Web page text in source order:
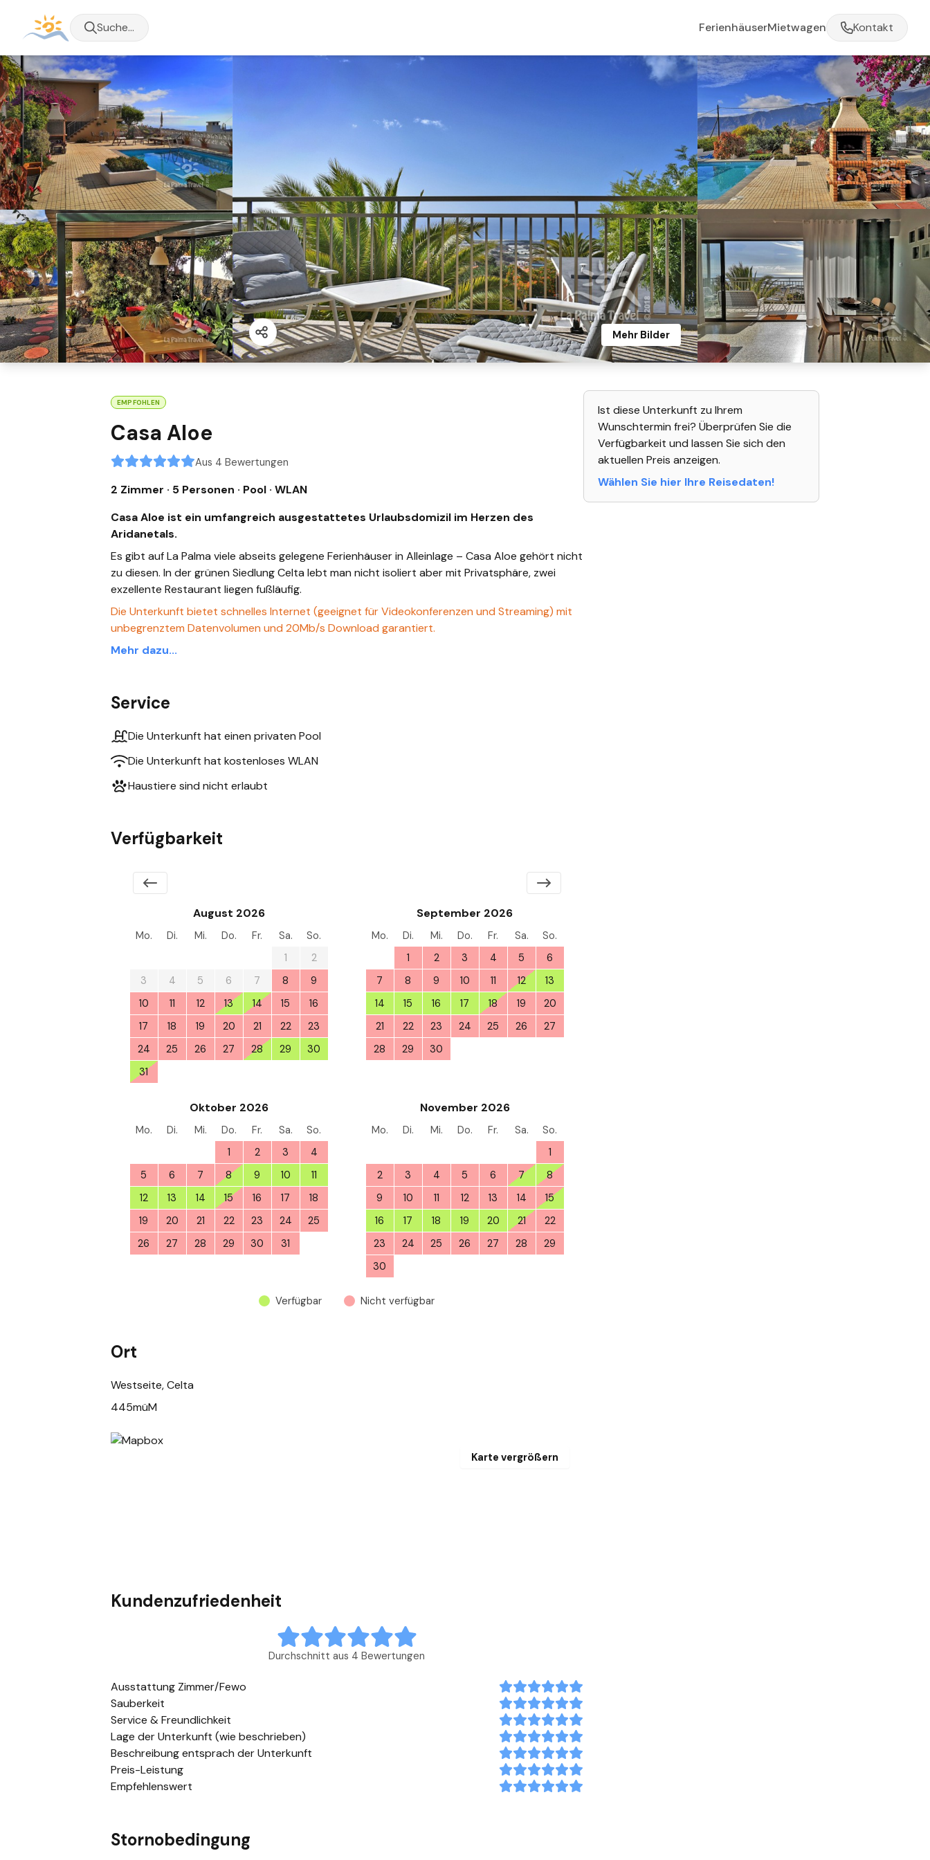
Mehr Bilder
EMPFOHLEN
Casa Aloe
Aus 4 Bewertungen
2 Zimmer · 5 Personen · Pool · WLAN
Casa Aloe ist ein umfangreich ausgestattetes Urlaubsdomizil im Herzen des
Aridanetals.
Es gibt auf La Palma viele abseits gelegene Ferienhäuser in Alleinlage – Casa Aloe gehört nicht
zu diesen. In der grünen Siedlung Celta lebt man nicht isoliert aber mit Privatsphäre, zwei
exzellente Restaurant liegen fußläufig.
Die Unterkunft bietet schnelles Internet (geeignet für Videokonferenzen und Streaming) mit
unbegrenztem Datenvolumen und 20Mb/s Download garantiert.
Mehr dazu...
Service
Die Unterkunft hat einen privaten Pool
Die Unterkunft hat kostenloses WLAN
Haustiere sind nicht erlaubt
Verfügbarkeit
August 2026
Mo. Di. Mi. Do. Fr. Sa.
So.
1
2
3
4 5 6 7 8
9
10
11 12 13 14 15
16
17
18 19 20 21 22
23
24
25 26 27 28 29
30
31
September 2026
Mo. Di. Mi. Do. Fr. Sa.
So.
1 2 3 4 5
6
7
8 9 10 11 12
13
14
15 16 17 18 19
20
21
22 23 24 25 26
27
28
29 30
Oktober 2026
Mo. Di. Mi. Do. Fr. Sa.
So.
1 2 3
4
5
6 7 8 9 10
11
12
13 14 15 16 17
18
19
20 21 22 23 24
25
26
27 28 29 30 31
November 2026
Mo. Di. Mi. Do. Fr. Sa.
So.
1
2
3 4 5 6 7
8
9
10 11 12 13 14
15
16
17 18 19 20 21
22
23
24 25 26 27 28
29
30
Verfügbar Nicht verfügbar
Ort
Westseite, Celta
445müM
Karte vergrößern
Kundenzufriedenheit
Durchschnitt aus 4 Bewertungen
Ausstattung Zimmer/Fewo
Sauberkeit
Service & Freundlichkeit
Lage der Unterkunft (wie beschrieben)
Beschreibung entsprach der Unterkunft
Preis-Leistung
Empfehlenswert
Stornobedingung
Ist diese Unterkunft zu Ihrem
Wunschtermin frei? Überprüfen Sie die
Verfügbarkeit und lassen Sie sich den
aktuellen Preis anzeigen.
Wählen Sie hier Ihre Reisedaten!
Suche... FerienhäuserMietwagen Kontakt